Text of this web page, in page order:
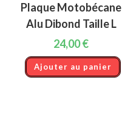
Plaque Motobécane
Alu Dibond Taille L
24,00€
Ajouter au panier